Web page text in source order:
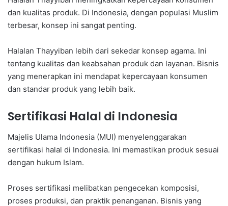
dan kualitas produk. Di Indonesia, dengan populasi Muslim
terbesar, konsep ini sangat penting.
Halalan Thayyiban lebih dari sekedar konsep agama. Ini
tentang kualitas dan keabsahan produk dan layanan. Bisnis
yang menerapkan ini mendapat kepercayaan konsumen
dan standar produk yang lebih baik.
Sertifikasi Halal di Indonesia
Majelis Ulama Indonesia (MUI) menyelenggarakan
sertifikasi halal di Indonesia. Ini memastikan produk sesuai
dengan hukum Islam.
Proses sertifikasi melibatkan pengecekan komposisi,
proses produksi, dan praktik penanganan. Bisnis yang